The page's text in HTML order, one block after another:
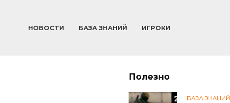
НОВОСТИ БАЗА ЗНАНИЙ ИГРОКИ
Полезно
БАЗА ЗНАНИЙ